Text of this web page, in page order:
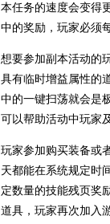
本任务的速度会变得
中的奖励，玩家必须
想要参加副本活动的
具有临时增益属性的
中的一键扫荡就会是
可以帮助活动中玩家
玩家参加购买装备或
天都能在系统规定时
定数量的技能残页奖
道具，玩家再次加入